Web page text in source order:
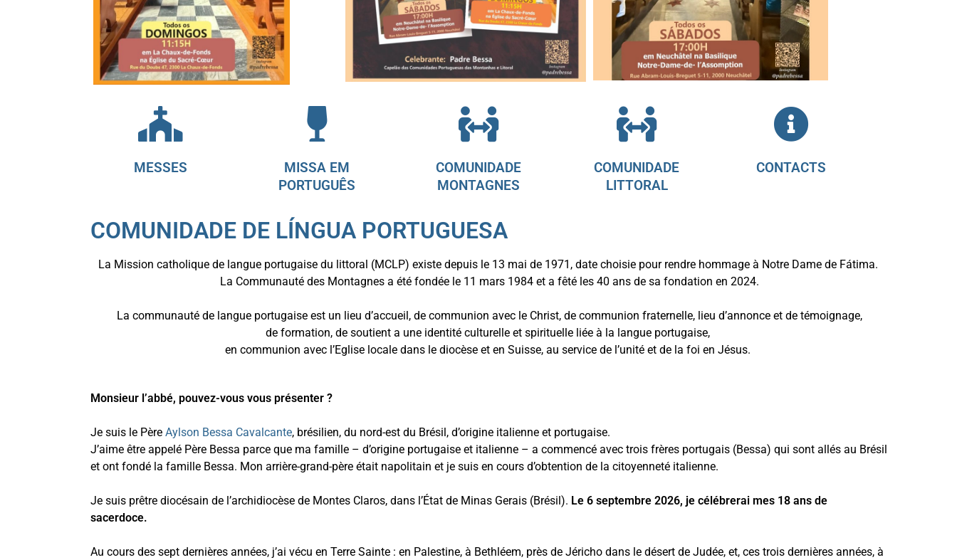
MESSES
MISSA EM
PORTUGUÊS
COMUNIDADE
MONTAGNES
COMUNIDADE
LITTORAL
CONTACTS
COMUNIDADE DE LÍNGUA PORTUGUESA
La Mission catholique de langue portugaise du littoral (MCLP) existe depuis le 13 mai de 1971, date choisie pour rendre hommage à Notre Dame de Fátima.
La Communauté des Montagnes a été fondée le 11 mars 1984 et a fêté les 40 ans de sa fondation en 2024.
La communauté de langue portugaise est un lieu d’accueil, de communion avec le Christ, de communion fraternelle, lieu d’annonce et de témoignage,
de formation, de soutient a une identité culturelle et spirituelle liée à la langue portugaise,
en communion avec l’Eglise locale dans le diocèse et en Suisse, au service de l’unité et de la foi en Jésus.
Monsieur l’abbé, pouvez-vous vous présenter ?
Je suis le Père Aylson Bessa Cavalcante, brésilien, du nord-est du Brésil, d’origine italienne et portugaise.
J’aime être appelé Père Bessa parce que ma famille – d’origine portugaise et italienne – a commencé avec trois frères portugais (Bessa) qui sont allés au Brésil
et ont fondé la famille Bessa. Mon arrière-grand-père était napolitain et je suis en cours d’obtention de la citoyenneté italienne.
Je suis prêtre diocésain de l’archidiocèse de Montes Claros, dans l’État de Minas Gerais (Brésil). Le 6 septembre 2026, je célébrerai mes 18 ans de
sacerdoce.
Au cours des sept dernières années, j’ai vécu en Terre Sainte : en Palestine, à Bethléem, près de Jéricho dans le désert de Judée, et, ces trois dernières années, à